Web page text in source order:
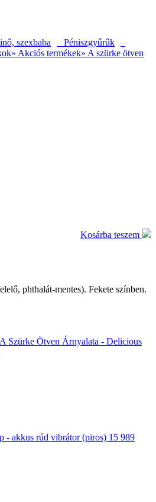
szexbaba
Péniszgyűrűk
» Akciós termékek» A szürke ötven
Kosárba teszem
phthalát-mentes). Fekete színben.
A Szürke Ötven Árnyalata - Delicious
- akkus rúd vibrátor (piros) 15 989